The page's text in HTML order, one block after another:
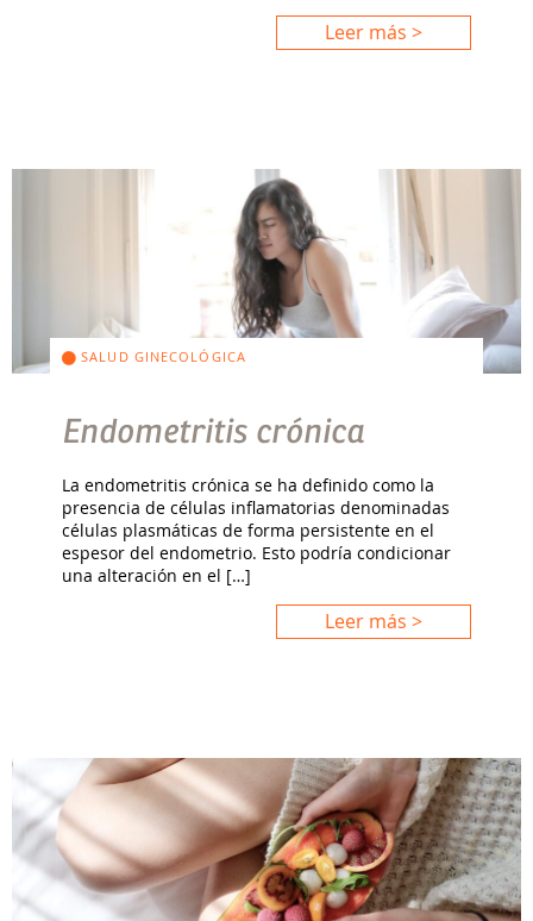
Leer más >
SALUD GINECOLÓGICA
Endometritis crónica
La endometritis crónica se ha definido como la
presencia de células inflamatorias denominadas
células plasmáticas de forma persistente en el
espesor del endometrio. Esto podría condicionar
una alteración en el […]
Leer más >